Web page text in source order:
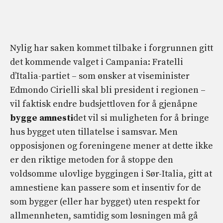
Nylig har saken kommet tilbake i forgrunnen gitt
det kommende valget i Campania: Fratelli
d’Italia-partiet – som ønsker at viseminister
Edmondo Cirielli skal bli president i regionen –
vil faktisk endre budsjettloven for å gjenåpne
bygge amnestidet vil si muligheten for å bringe
hus bygget uten tillatelse i samsvar. Men
opposisjonen og foreningene mener at dette ikke
er den riktige metoden for å stoppe den
voldsomme ulovlige byggingen i Sør-Italia, gitt at
amnestiene kan passere som et insentiv for de
som bygger (eller har bygget) uten respekt for
allmennheten, samtidig som løsningen må gå